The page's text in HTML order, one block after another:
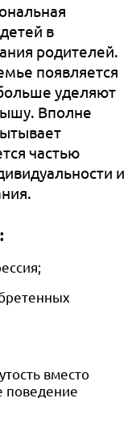
в
родителей.
появляется
уделяют
Вполне
частью
и
вместо
поведение